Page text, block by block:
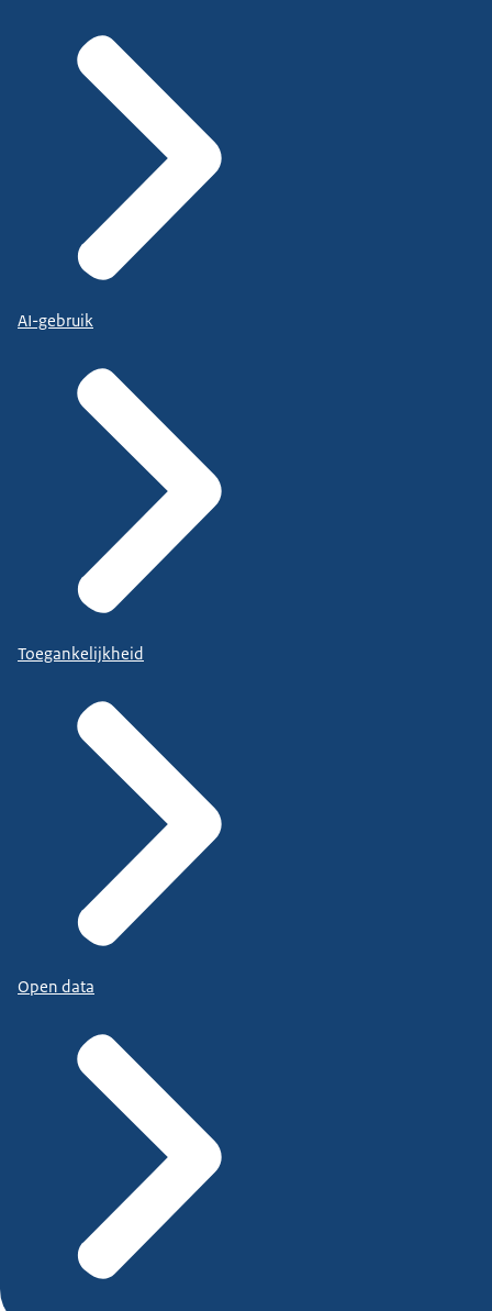
AI-gebruik
Toegankelijkheid
Open data